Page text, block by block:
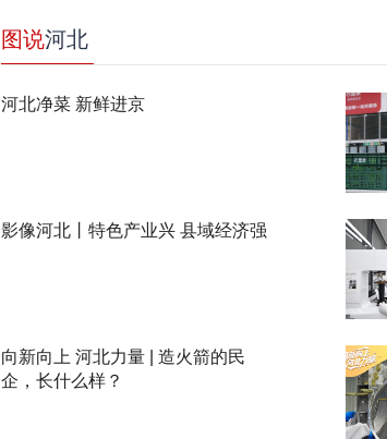
图说河北
河北净菜 新鲜进京
影像河北丨特色产业兴 县域经济强
向新向上 河北力量 | 造火箭的民
企，长什么样？